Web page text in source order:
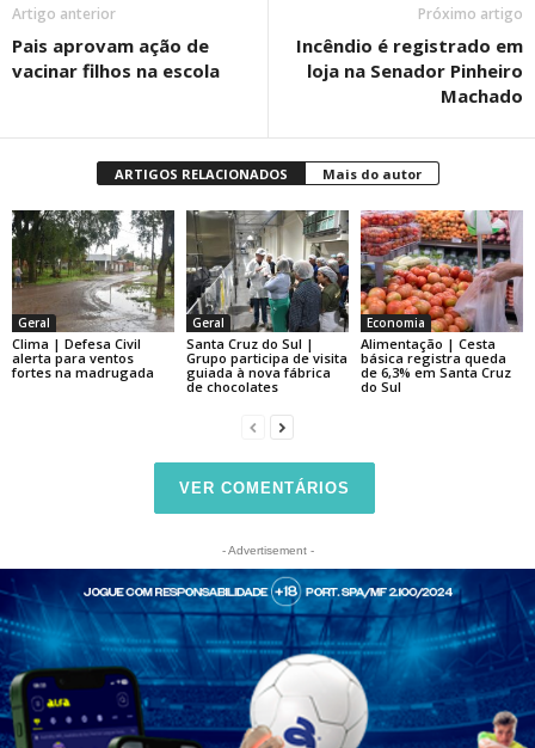
Artigo anterior
Pais aprovam ação de
vacinar filhos na escola
Próximo artigo
Incêndio é registrado em
loja na Senador Pinheiro
Machado
ARTIGOS RELACIONADOS Mais do autor
Geral
Clima | Defesa Civil
alerta para ventos
fortes na madrugada
Geral
Santa Cruz do Sul |
Grupo participa de visita
guiada à nova fábrica
de chocolates
Economia
Alimentação | Cesta
básica registra queda
de 6,3% em Santa Cruz
do Sul
VER COMENTÁRIOS
- Advertisement -